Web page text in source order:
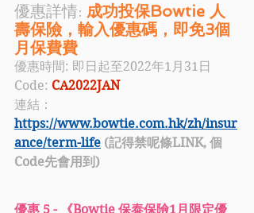
優惠詳情: 成功投保Bowtie 人
壽保險，輸入優惠碼，即免3個
月保費費
優惠時間: 即日起至2022年1月31日
Code: CA2022JAN
連結：
https://www.bowtie.com.hk/zh/insur
ance/term-life (記得禁呢條LINK, 個
Code先會用到)
優惠 5 - 《Bowtie 保泰保險1月限定優